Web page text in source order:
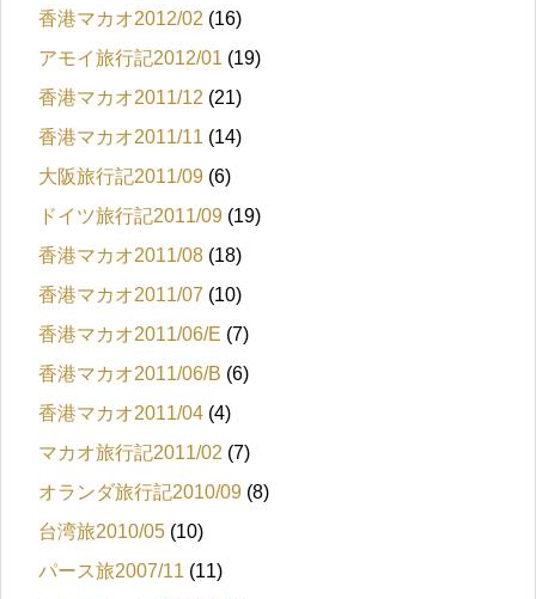
香港マカオ2012/02 (16)
アモイ旅行記2012/01 (19)
香港マカオ2011/12 (21)
香港マカオ2011/11 (14)
大阪旅行記2011/09 (6)
ドイツ旅行記2011/09 (19)
香港マカオ2011/08 (18)
香港マカオ2011/07 (10)
香港マカオ2011/06/E (7)
香港マカオ2011/06/B (6)
香港マカオ2011/04 (4)
マカオ旅行記2011/02 (7)
オランダ旅行記2010/09 (8)
台湾旅2010/05 (10)
パース旅2007/11 (11)